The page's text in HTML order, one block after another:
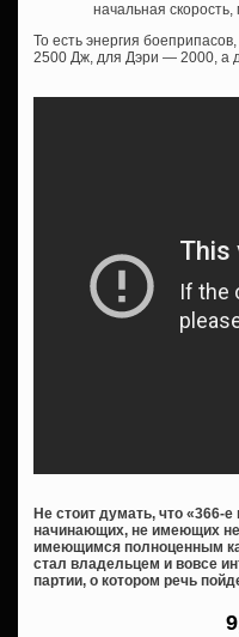
начальная
То есть энергия
2500 Дж, для Дэри — 2000, а
Не стоит думать, что «366-
начинающих, не имеющих
имеющимся полноценным
стал владельцем и вовсе
партии, о котором речь